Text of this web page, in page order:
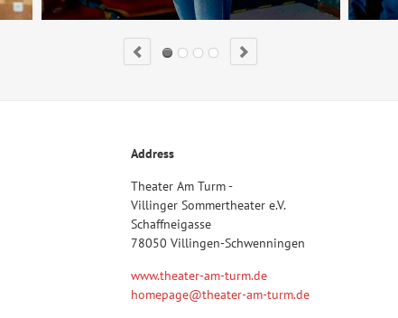
Address
Theater Am Turm -
Villinger Sommertheater e.V.
Schaffneigasse
78050 Villingen-Schwenningen
www.theater-am-turm.de
homepage@theater-am-turm.de